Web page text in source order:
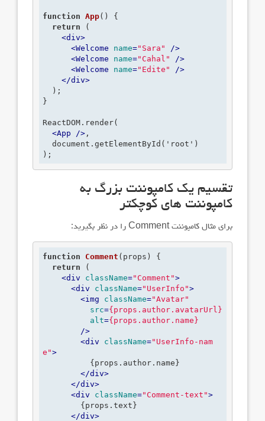
function App()
{
return (
<div>
<Welcome name="Sara"
/>
<Welcome name="Cahal"
/>
<Welcome name="Edite"
/>
</div>
}
ReactDOM.render(
<App /> ,
);
تقسیم یک کامپوننت بزرگ به
کامپوننت های کوچکتر
برای مثال کامپوننتComment را در نظر بگیرید:
function Comment (props)
{
return (
<div className="Comment">
<div className="UserInfo">
<img className="Avatar"
src={props.author.avatarUrl}
alt={props.author.name}
        />
<div className="UserInfo-nam
e">
</div>
</div>
<div className="Comment-text">
</div>